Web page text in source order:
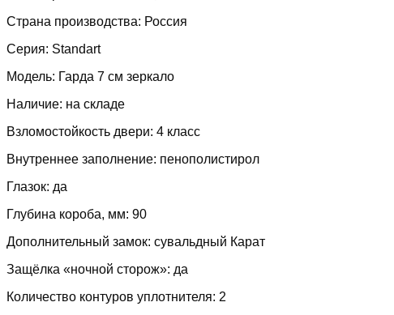
Страна производства: Россия
Серия: Standart
Модель: Гарда 7 см зеркало
Наличие: на складе
Взломостойкость двери: 4 класс
Внутреннее заполнение: пенополистирол
Глазок: да
Глубина короба, мм: 90
Дополнительный замок: сувальдный Карат
Защёлка «ночной сторож»: да
Количество контуров уплотнителя: 2